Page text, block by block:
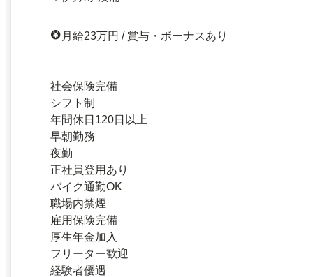
月給23万円 / 賞与・ボーナスあり
社会保険完備
シフト制
年間休日120日以上
早朝勤務
夜勤
正社員登用あり
バイク通勤OK
職場内禁煙
雇用保険完備
厚生年金加入
フリーター歓迎
経験者優遇